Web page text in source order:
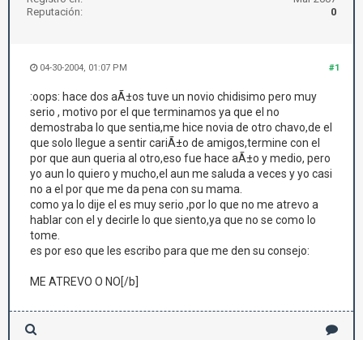
Reputación:
0
#1
04-30-2004, 01:07 PM
:oops: hace dos aÃ±os tuve un novio chidisimo pero muy
serio , motivo por el que terminamos ya que el no
demostraba lo que sentia,me hice novia de otro chavo,de el
que solo llegue a sentir cariÃ±o de amigos,termine con el
por que aun queria al otro,eso fue hace aÃ±o y medio, pero
yo aun lo quiero y mucho,el aun me saluda a veces y yo casi
no a el por que me da pena con su mama.
como ya lo dije el es muy serio ,por lo que no me atrevo a
hablar con el y decirle lo que siento,ya que no se como lo
tome.
es por eso que les escribo para que me den su consejo:
ME ATREVO O NO[/b]